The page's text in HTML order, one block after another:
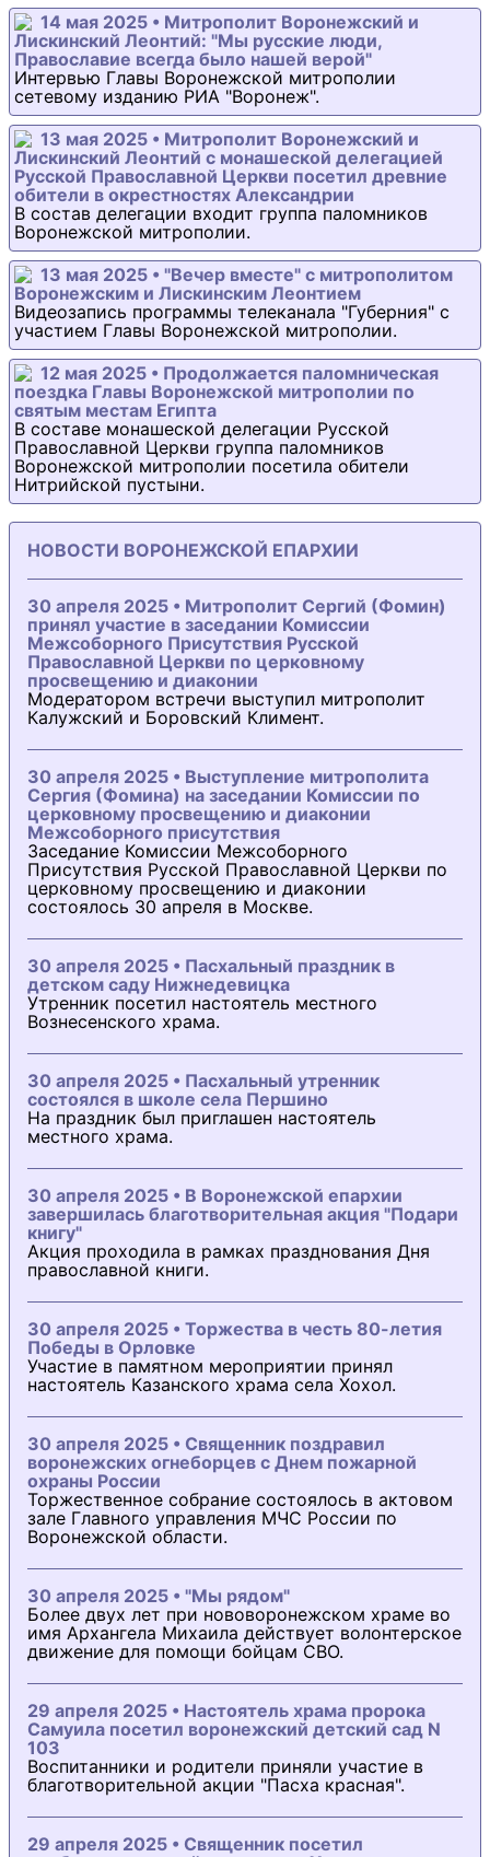
14 мая 2025 • Митрополит Воронежский и
Лискинский Леонтий: "Мы русские люди,
Православие всегда было нашей верой"
Интервью Главы Воронежской митрополии
сетевому изданию РИА "Воронеж".
13 мая 2025 • Митрополит Воронежский и
Лискинский Леонтий с монашеской делегацией
Русской Православной Церкви посетил древние
обители в окрестностях Александрии
В состав делегации входит группа паломников
Воронежской митрополии.
13 мая 2025 • "Вечер вместе" с митрополитом
Воронежским и Лискинским Леонтием
Видеозапись программы телеканала "Губерния" с
участием Главы Воронежской митрополии.
12 мая 2025 • Продолжается паломническая
поездка Главы Воронежской митрополии по
святым местам Египта
В составе монашеской делегации Русской
Православной Церкви группа паломников
Воронежской митрополии посетила обители
Нитрийской пустыни.
НОВОСТИ ВОРОНЕЖСКОЙ ЕПАРХИИ
30 апреля 2025 • Митрополит Сергий (Фомин)
принял участие в заседании Комиссии
Межсоборного Присутствия Русской
Православной Церкви по церковному
просвещению и диаконии
Модератором встречи выступил митрополит
Калужский и Боровский Климент.
30 апреля 2025 • Выступление митрополита
Сергия (Фомина) на заседании Комиссии по
церковному просвещению и диаконии
Межсоборного присутствия
Заседание Комиссии Межсоборного
Присутствия Русской Православной Церкви по
церковному просвещению и диаконии
состоялось 30 апреля в Москве.
30 апреля 2025 • Пасхальный праздник в
детском саду Нижнедевицка
Утренник посетил настоятель местного
Вознесенского храма.
30 апреля 2025 • Пасхальный утренник
состоялся в школе села Першино
На праздник был приглашен настоятель
местного храма.
30 апреля 2025 • В Воронежской епархии
завершилась благотворительная акция "Подари
книгу"
Акция проходила в рамках празднования Дня
православной книги.
30 апреля 2025 • Торжества в честь 80-летия
Победы в Орловке
Участие в памятном мероприятии принял
настоятель Казанского храма села Хохол.
30 апреля 2025 • Священник поздравил
воронежских огнеборцев с Днем пожарной
охраны России
Торжественное собрание состоялось в актовом
зале Главного управления МЧС России по
Воронежской области.
30 апреля 2025 • "Мы рядом"
Более двух лет при нововоронежском храме во
имя Архангела Михаила действует волонтерское
движение для помощи бойцам СВО.
29 апреля 2025 • Настоятель храма пророка
Самуила посетил воронежский детский сад N
103
Воспитанники и родители приняли участие в
благотворительной акции "Пасха красная".
29 апреля 2025 • Священник посетил